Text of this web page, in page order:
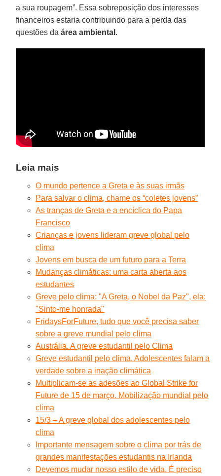
a sua roupagem”. Essa sobreposição dos interesses
financeiros estaria contribuindo para a perda das
questões daárea ambiental .
Leia mais
O mundo pertence a Greta e às suas irmãs
Para salvar o clima, chame os “coletes jovens”
As tranças de Greta e a encíclica do Papa
Francisco
Crianças e jovens lideram greve global pelo
clima
Jovens em busca de um futuro para a Terra
Mudanças climáticas: uma carta aberta aos
estudantes
Greve pelo clima: "A Greta, o Nobel da Paz", ela:
"Sinto-me honrada"
FridaysForFuture, tudo que você precisa saber
sobre a greve mundial pelo clima
Austrália. A greve estudantil pelo Clima
Greve estudantil pelo clima. Adolescentes falam a
verdade sobre a inação climática
Multiplicam-se as adesões ao Global Strike for
Future de 15 de março. Mobilização mundial pelo
clima
15/3 – A greve global dos adolescentes pelo
clima
Importante mensagem sobre o clima por trás de
grandes manifestações estudantis na Irlanda
Devemos mudar nosso estilo de vida. É preciso